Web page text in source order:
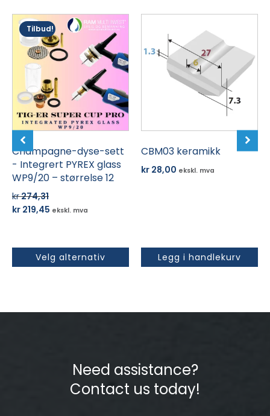
Tilbud!
Champagne-dyse-sett
- Integrert PYREX glass
WP9/20 – størrelse 12
kr274,31
Opprinnelig
kr 274,31.
kr 219,45 Nåværende
kr 219,45.
ekskl. mva
Velg alternativ
Dette
produktet
har
flere
varianter.
Alternativene
kan
velges
på
produktsiden
CBM03 keramikk
kr28,00 ekskl. mva
Legg i handlekurv
Need assistance?
Contact us today!